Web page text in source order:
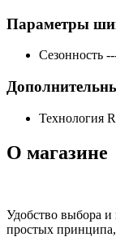
Параметры
Сезонность
Технология
О магазине
Удобство выбора и
простых